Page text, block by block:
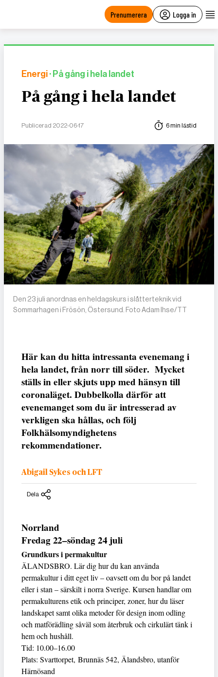
Prenumerera Logga in
Energi· På gång i hela landet
På gång i hela landet
Publicerad 2022-06-17 6 min lästid
Den 23 juli anordnas en heldagskurs i slåtterteknik vid
Sommarhagen i Frösön, Östersund. Foto Adam Ihse/TT
Här kan du hitta intressanta evenemang i
hela landet, från norr till söder. Mycket
ställs in eller skjuts upp med hänsyn till
coronaläget. Dubbelkolla därför att
evenemanget som du är intresserad av
verkligen ska hållas, och följ
Folkhälsomyndighetens
rekommendationer.
Abigail Sykes och LFT
Dela
Norrland
Fredag 22–söndag 24 juli
Grundkurs i permakultur
ÄLANDSBRO. Lär dig hur du kan använda
permakultur i ditt eget liv – oavsett om du bor på landet
eller i stan – särskilt i norra Sverige. Kursen handlar om
permakulturens etik och principer, zoner, hur du läser
landskapet samt olika metoder för design inom odling
och matförädling såväl som återbruk och cirkulärt tänk i
hem och hushåll.
Tid: 10.00–16.00
Plats: Svarttorpet, Brunnäs 542, Älandsbro, utanför
Härnösand